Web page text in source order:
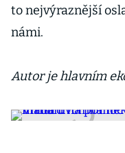
to nejvýraznější
námi.
Autor je hlavním